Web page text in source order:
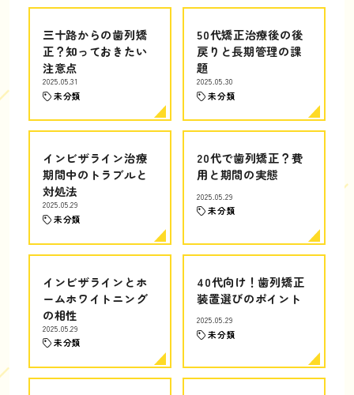
三十路からの歯列矯
正？知っておきたい
注意点
2025.05.31
未分類
50代矯正治療後の後
戻りと長期管理の課
題
2025.05.30
未分類
インビザライン治療
期間中のトラブルと
対処法
2025.05.29
未分類
20代で歯列矯正？費
用と期間の実態
2025.05.29
未分類
インビザラインとホ
ームホワイトニング
の相性
2025.05.29
未分類
40代向け！歯列矯正
装置選びのポイント
2025.05.29
未分類